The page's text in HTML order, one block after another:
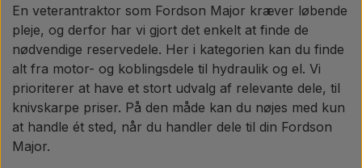
En veterantraktor som Fordson Major kræver løbende
pleje, og derfor har vi gjort det enkelt at finde de
nødvendige reservedele. Her i kategorien kan du finde
alt fra motor- og koblingsdele til hydraulik og el. Vi
prioriterer at have et stort udvalg af relevante dele, til
knivskarpe priser. På den måde kan du nøjes med kun
at handle ét sted, når du handler dele til din Fordson
Major.